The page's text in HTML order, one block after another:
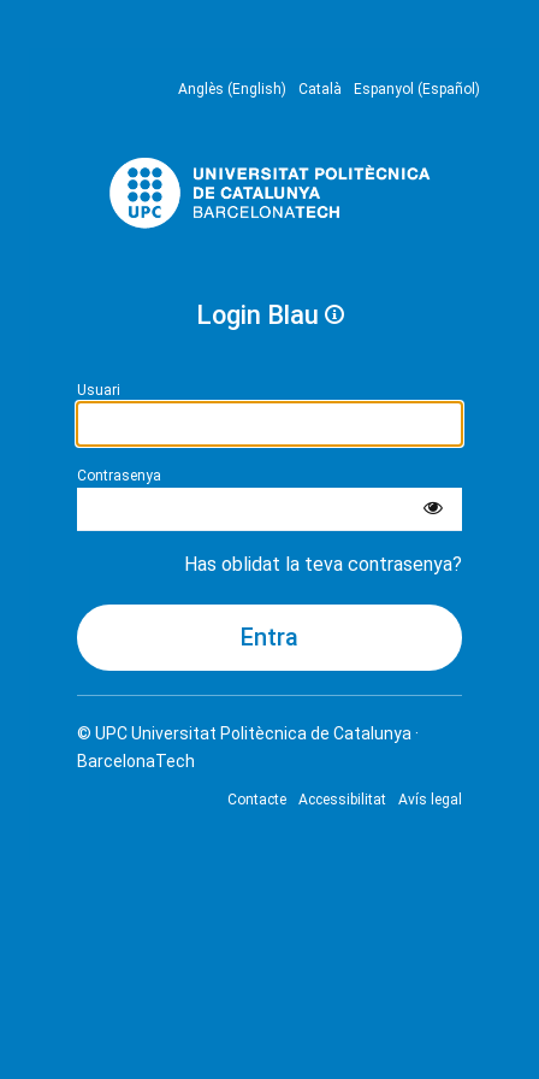
Anglès (English) Català Espanyol (Español)
Login Blau
Usuari
Contrasenya
Has oblidat la teva contrasenya?
© UPCUniversitat Politècnica de Catalunya ·
BarcelonaTech
Contacte Accessibilitat Avís legal